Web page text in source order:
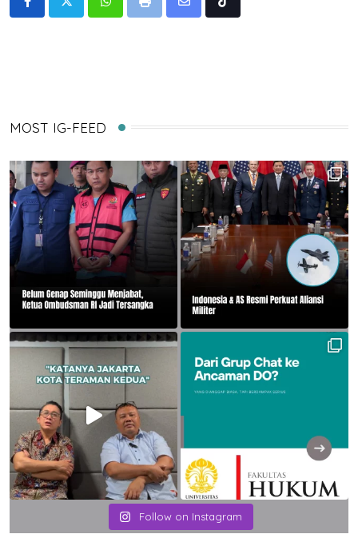
WhatsappPrint
Share
Tiktok
MOST IG-FEED
Follow on Instagram